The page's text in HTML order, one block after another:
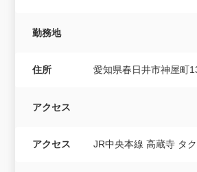
勤務地
住所 愛知県春日井市神屋町
アクセス
アクセス JR中央本線 高蔵寺 タ